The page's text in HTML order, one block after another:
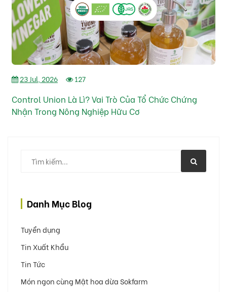
23 Jul, 2026 127
Control Union Là Lì? Vai Trò Của Tổ Chức Chứng
Nhận Trong Nông Nghiệp Hữu Cơ
Danh Mục Blog
Tuyển dụng
Tin Xuất Khẩu
Tin Tức
Món ngon cùng Mật hoa dừa Sokfarm